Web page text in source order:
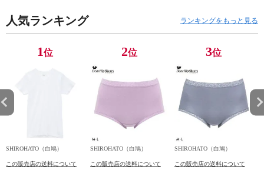
人気ランキング ランキングをもっと見る
1位
SHIROHATO（白鳩）
この販売店の送料について
2位
SHIROHATO（白鳩）
この販売店の送料について
3位
SHIROHATO（白鳩）
この販売店の送料について